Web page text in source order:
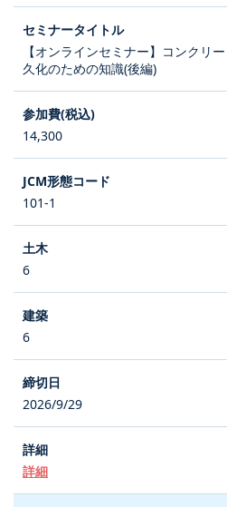
【オンラインセミナー】コンクリ
久化のための知識(後編)
14,300
101-1
6
6
2026/9/29
詳細